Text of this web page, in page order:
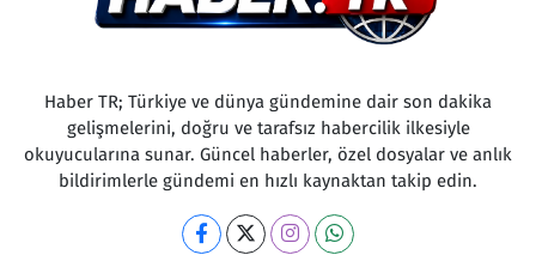
Haber TR; Türkiye ve dünya gündemine dair son dakika
gelişmelerini, doğru ve tarafsız habercilik ilkesiyle
okuyucularına sunar. Güncel haberler, özel dosyalar ve anlık
bildirimlerle gündemi en hızlı kaynaktan takip edin.